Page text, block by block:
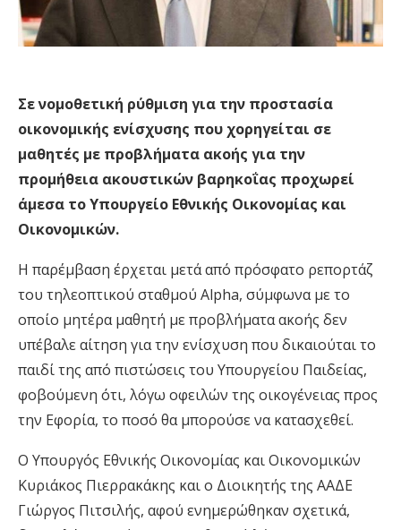
Σε νομοθετική ρύθμιση για την προστασία
οικονομικής ενίσχυσης που χορηγείται σε
μαθητές με προβλήματα ακοής για την
προμήθεια ακουστικών βαρηκοΐας προχωρεί
άμεσα το Υπουργείο Εθνικής Οικονομίας και
Οικονομικών.
Η παρέμβαση έρχεται μετά από πρόσφατο ρεπορτάζ
του τηλεοπτικού σταθμού Alpha, σύμφωνα με το
οποίο μητέρα μαθητή με προβλήματα ακοής δεν
υπέβαλε αίτηση για την ενίσχυση που δικαιούται το
παιδί της από πιστώσεις του Υπουργείου Παιδείας,
φοβούμενη ότι, λόγω οφειλών της οικογένειας προς
την Εφορία, το ποσό θα μπορούσε να κατασχεθεί.
Ο Υπουργός Εθνικής Οικονομίας και Οικονομικών
Κυριάκος Πιερρακάκης και ο Διοικητής της ΑΑΔΕ
Γιώργος Πιτσιλής, αφού ενημερώθηκαν σχετικά,